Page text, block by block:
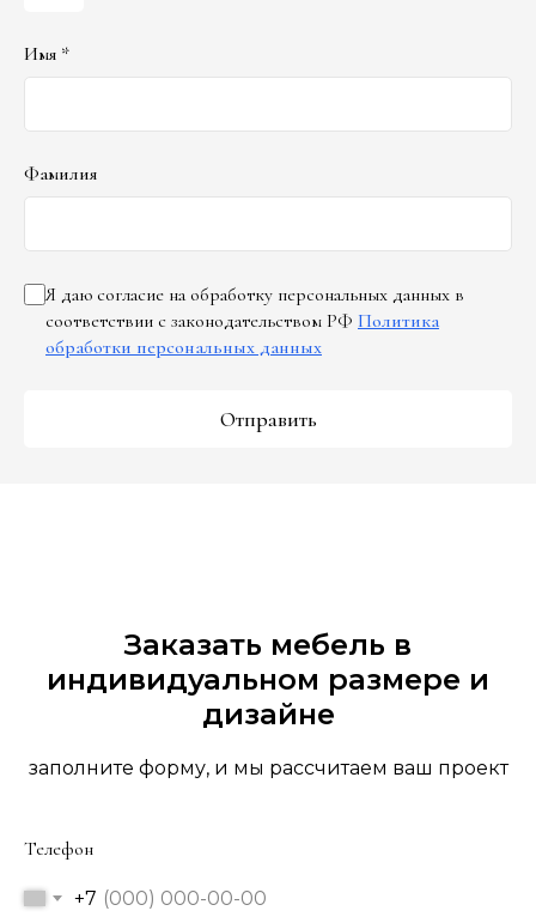
Имя *
Фамилия
Я даю согласие на обработку персональных данных в
соответствии с законодательством РФ Политика
обработки персональных данных
Отправить
Заказать мебель в
индивидуальном размере и
дизайне
заполните форму, и мы рассчитаем ваш проект
Телефон
+7